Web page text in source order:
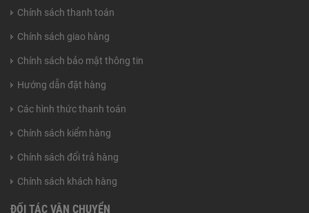
Chính sách thanh toán
Chính sách giao hàng
Chính sách bảo mật thông tin
Hướng dẫn đặt hàng
Các hình thức thanh toán
Chính sách kiểm hàng
Chính sách đổi trả hàng
Chính sách khách hàng
ĐỐI TÁC VẬN CHUYỂN